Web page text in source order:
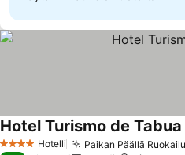
4 Tähtiluokitus
Hotelli Paikan Päällä Ruokailu
Hotel Turismo de Tabua